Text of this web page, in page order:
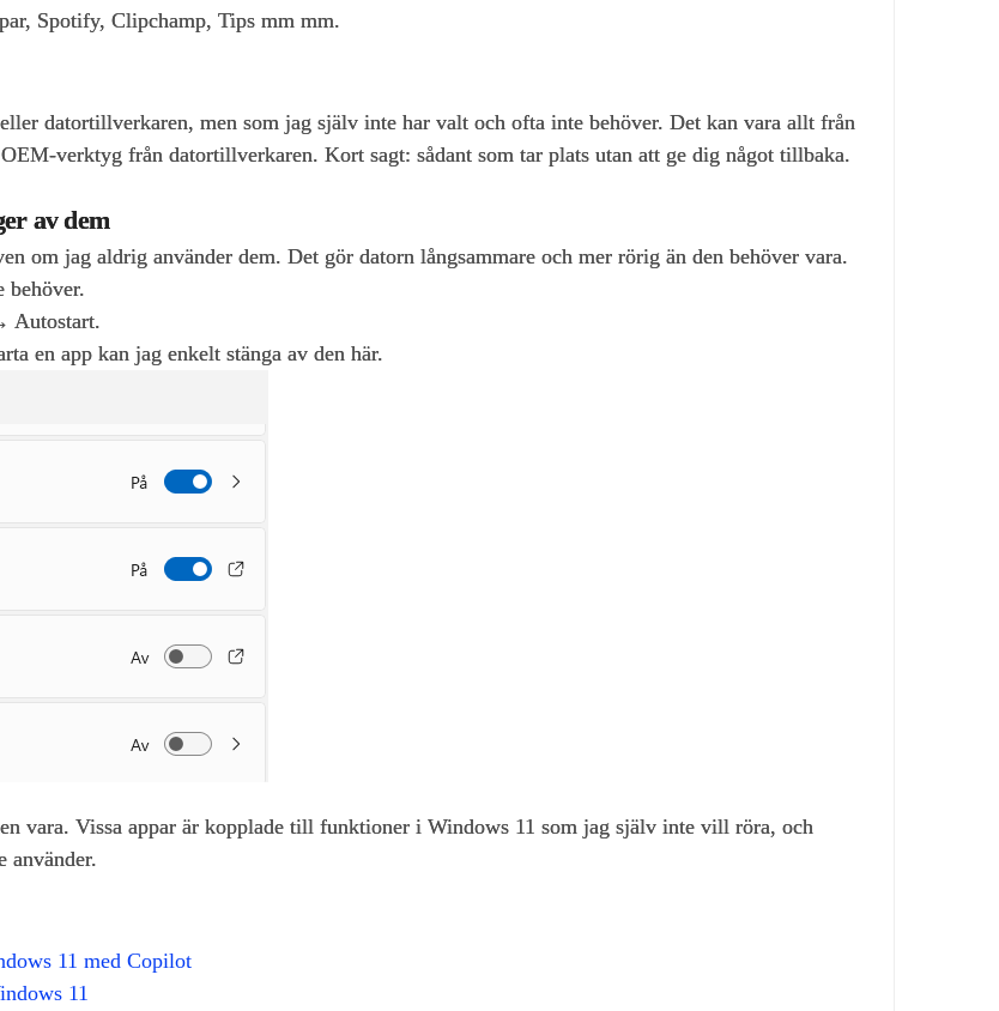
Spotify, Clipchamp, Tips mm mm.
dator­tillverkaren, men som jag själv inte har valt och ofta inte behöver. Det kan vara allt från
från datortillverkaren. Kort sagt: sådant som tar plats utan att ge dig något tillbaka.
av dem
om jag aldrig använder dem. Det gör datorn långsammare och mer rörig än den behöver vara.
behöver.
Autostart.
en app kan jag enkelt stänga av den här.
vara. Vissa appar är kopplade till funktioner i Windows 11 som jag själv inte vill röra, och
använder.
11 med Copilot
11